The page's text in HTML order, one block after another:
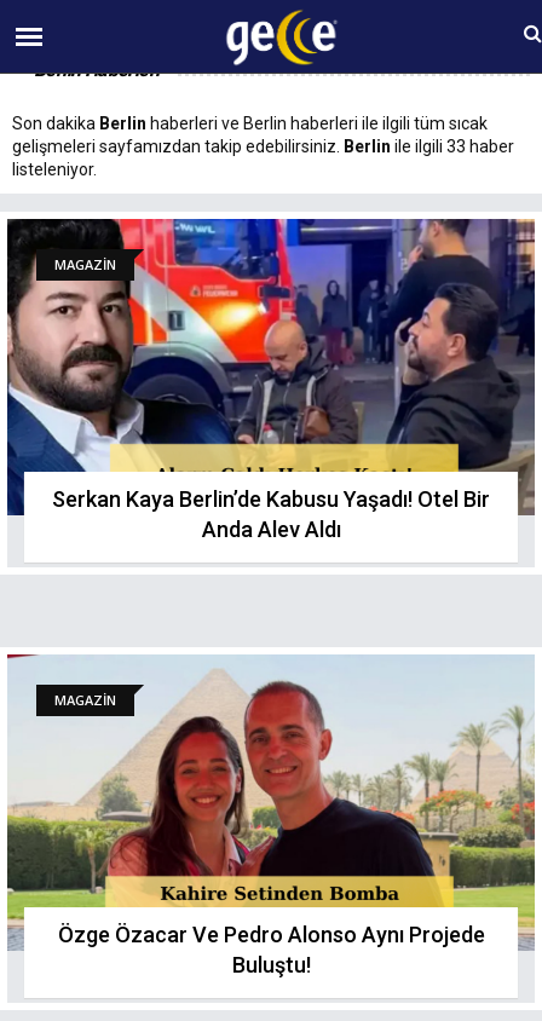
06 AĞUSTOS Perşembe 09:53
Berlin Haberleri
Son dakika Berlin haberleri ve Berlin haberleri ile ilgili tüm sıcak
gelişmeleri sayfamızdan takip edebilirsiniz.
Berlin ile ilgili 33 haber
listeleniyor.
MAGAZİN
Serkan Kaya Berlin’de Kabusu Yaşadı! Otel Bir
Anda Alev Aldı
MAGAZİN
Özge Özacar Ve Pedro Alonso Aynı Projede
Buluştu!